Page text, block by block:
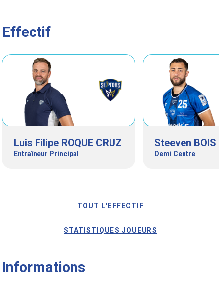
Effectif
Luis Filipe ROQUE CRUZ
Entraîneur Principal
Steeven BOIS
Demi Centre
TOUT L'EFFECTIF
STATISTIQUES JOUEURS
Informations